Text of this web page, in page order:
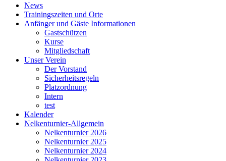
News
Trainingszeiten und Orte
Anfänger und Gäste Informationen
Gastschützen
Kurse
Mitgliedschaft
Unser Verein
Der Vorstand
Sicherheitsregeln
Platzordnung
Intern
test
Kalender
Nelkenturnier-Allgemein
Nelkenturnier 2026
Nelkenturnier 2025
Nelkenturnier 2024